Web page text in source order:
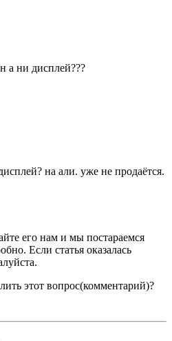
а ни дисплей???
на али. уже не продаётся.
его нам и мы постараемся
Если статья оказалась
этот вопрос(комментарий)?